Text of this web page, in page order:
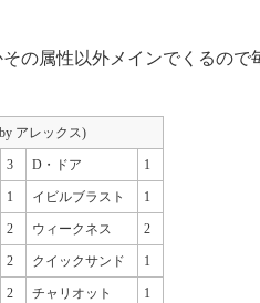
の属性以外メインでくるので
アレックス)
3 D・ドア 1
1 イビルブラスト 1
2 ウィークネス 2
2 クイックサンド 1
2 チャリオット 1